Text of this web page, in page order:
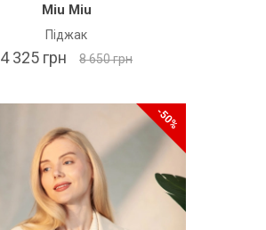
Miu Miu
Піджак
4 325 грн 8 650 грн
-50%